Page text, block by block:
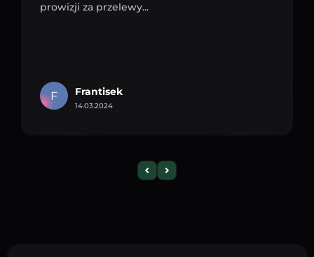
prowizji za przelewy...
F Frantisek
14.03.2024